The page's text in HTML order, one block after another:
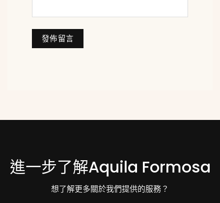
進一步了解Aquila Formosa
想了解更多關於我們提供的服務？